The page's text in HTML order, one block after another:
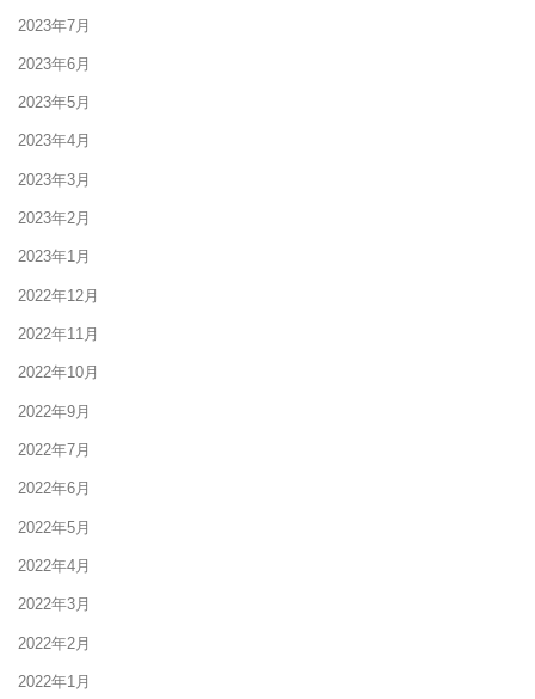
2023年7月
2023年6月
2023年5月
2023年4月
2023年3月
2023年2月
2023年1月
2022年12月
2022年11月
2022年10月
2022年9月
2022年7月
2022年6月
2022年5月
2022年4月
2022年3月
2022年2月
2022年1月